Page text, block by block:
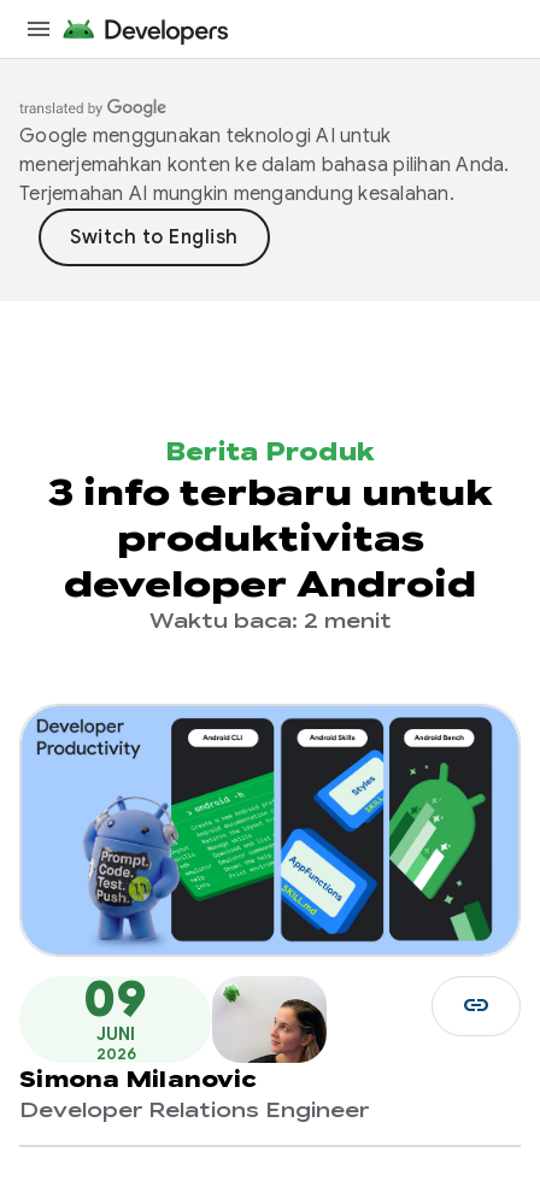
Google menggunakan teknologi AI untuk
menerjemahkan konten ke dalam bahasa pilihan Anda.
Terjemahan AI mungkin mengandung kesalahan.
Berita Produk
3 info terbaru untuk
produktivitas
developer Android
Waktu baca: 2 menit
09
JUNI
2026
Simona Milanovic
Developer Relations Engineer
link